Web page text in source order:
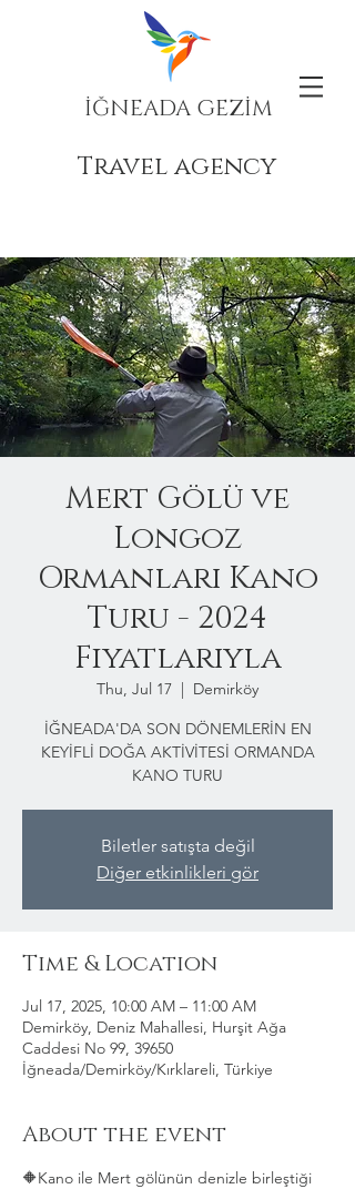
İĞNEADA GEZİM
Travel agency
Mert Gölü ve
Longoz
Ormanları Kano
Turu - 2024
Fiyatlarıyla
Thu, Jul 17
  |
Demirköy
İĞNEADA'DA SON DÖNEMLERİN EN
KEYİFLİ DOĞA AKTİVİTESİ ORMANDA
KANO TURU
Biletler satışta değil
Diğer etkinlikleri gör
Time & Location
Jul 17, 2025, 10:00 AM – 11:00 AM
Demirköy, Deniz Mahallesi, Hurşit Ağa
Caddesi No 99, 39650
İğneada/Demirköy/Kırklareli, Türkiye
About the event
🔶Kano ile Mert gölünün denizle birleştiği